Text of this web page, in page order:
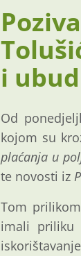
i
Od
kojom su
plaćanja u
te novosti iz
Tom
imali priliku